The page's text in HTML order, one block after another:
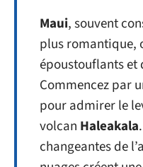
Maui, souvent
plus romantique,
époustouflants et
Commencez par
pour admirer le
volcan Haleakala
changeantes de